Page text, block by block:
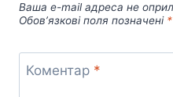
Ваша e-mail адреса не
Обов’язкові поля позначені *
Коментар *